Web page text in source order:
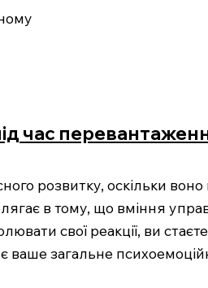
час
розвитку, оскільки
в тому, що вміння
свої реакції, ви
ваше загальне